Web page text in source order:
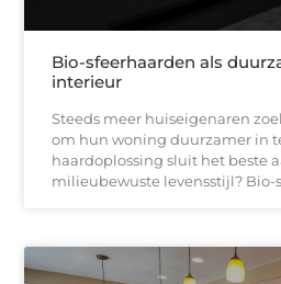
Bio-sfeerhaarden als
interieur
Steeds meer huiseigenaren
om hun woning duurzamer in
haardoplossing sluit het beste
milieubewuste levensstijl? Bio-